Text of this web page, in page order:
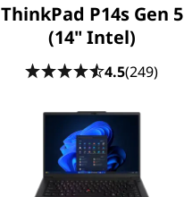
ThinkPad P14s Gen 5
(14" Intel)
4.5(249)